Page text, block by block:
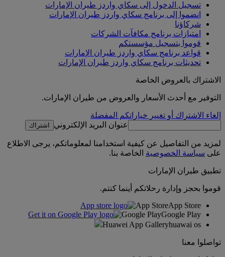
تسجيل الدخول إلى سكاي واردز طيران الإمارات
انضموا إلى برنامج سكاي واردز طيران الإمارات
شركاؤنا
امتيازات برنامج مكافآت الشركات
قوموا بتسجيل مؤسستكم
قواعد برنامج سكاي واردز طيران الإمارات
تحديثات برنامج سكاي واردز طيران الإمارات
الاشتراك بالعروض الخاصة
التوفير مع أحدث الأسعار والعروض من طيران الإمارات.
إلغاء الاشتراك أو تغيير خياراتكم المفضلة
عنوان البريد الإلكتروني
اشتراك
لمزيد من التفاصيل عن كيفية استخدامنا لمعلوماتكم، يرجى الاطلاع
على سياسة الخصوصية الخاصة بنا.
تطبيق طيران الإمارات
قوموا بحجز وإدارة رحلاتكم أينما كنتم.
App StoreApp Store
Google PlayGoogle Play
Huawei App Galleryhuawai os
تواصلوا معنا